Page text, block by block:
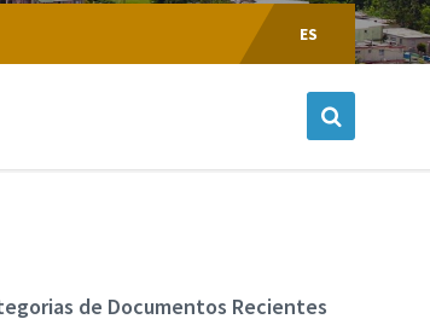
Escoger
Lenguaje:
ES
de Documentos Recientes